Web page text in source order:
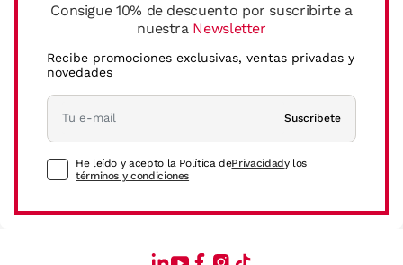
Consigue 10% de descuento por suscribirte a
nuestra Newsletter
Recibe promociones exclusivas, ventas privadas y
novedades
Suscríbete
He leído y acepto la Política dePrivacidady los
términos y condiciones